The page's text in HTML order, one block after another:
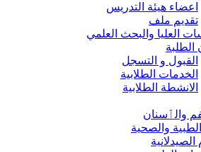
اعضاء هيئة التدريس
تقديم ملف
العليا والبحث العلمي
القبول و التسجل
الخدمات الطلابية
الانشطة الطلابية
والٲسنان
والصحية
الصيدلانية